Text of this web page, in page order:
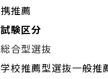
携推薦
試験区分
総合型選抜
学校推薦型選抜一般推